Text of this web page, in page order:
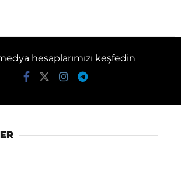
hesaplarımızı keşfedin